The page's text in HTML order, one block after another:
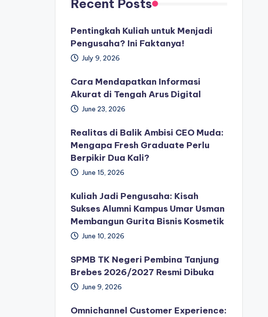
Recent Posts
Pentingkah Kuliah untuk Menjadi
Pengusaha? Ini Faktanya!
July 9, 2026
Cara Mendapatkan Informasi
Akurat di Tengah Arus Digital
June 23, 2026
Realitas di Balik Ambisi CEO Muda:
Mengapa Fresh Graduate Perlu
Berpikir Dua Kali?
June 15, 2026
Kuliah Jadi Pengusaha: Kisah
Sukses Alumni Kampus Umar Usman
Membangun Gurita Bisnis Kosmetik
June 10, 2026
SPMB TK Negeri Pembina Tanjung
Brebes 2026/2027 Resmi Dibuka
June 9, 2026
Omnichannel Customer Experience: